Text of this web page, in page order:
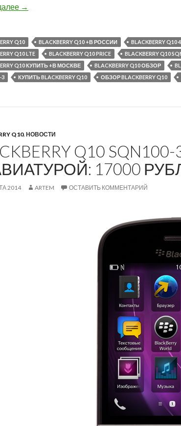
Отзывы пользователей: BlackBerry Q10
→
Q10 BLACKBERRY Q10 +В РОССИИ BLACKBERRY Q10
Q10 LTE
BLACKBERRY Q10 PRICE BLACKBERRY Q10
Q10 КУПИТЬ +В МОСКВЕ
BLACKBERRY Q10 ОБЗОР
3
КУПИТЬ BLACKBERRY Q10 ОБЗОР BLACKBERRY Q10
Q10, НОВОСТИ
Q10
17000
2014 ARTEM ОСТАВИТЬ КОММЕНТАРИЙ